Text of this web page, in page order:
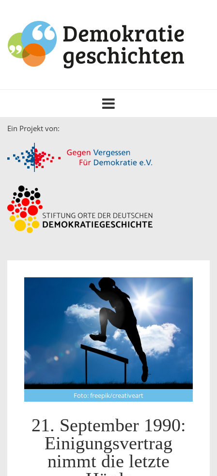
Toggle
navigation
Ein Projekt von:
Foto: freepik/creativeart
21. September 1990:
Einigungsvertrag
nimmt die letzte